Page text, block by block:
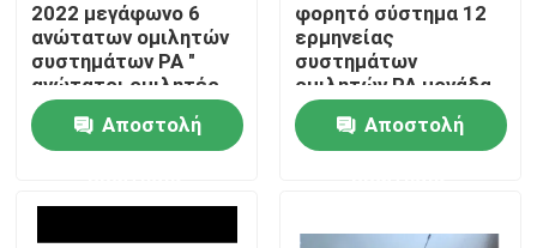
Σπίτι
2022 μεγάφωνο 6
ανώτατων ομιλητών
συστημάτων PA "
ανώτατοι ομιλητές
1.5W-3W-6W
Αποστολή
φορητό σύστημα 12
ερμηνείας
συστημάτων
ομιλητών PA μονάδα
διερμηνέων καναλιών
Αποστολή